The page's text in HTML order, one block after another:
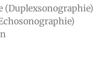
(Duplexsonographie)